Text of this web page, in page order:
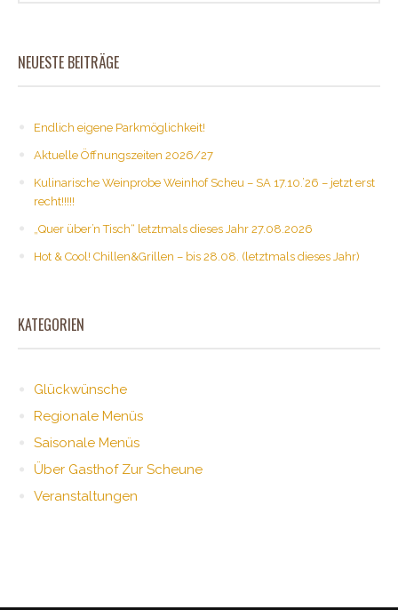
NEUESTE BEITRÄGE
Endlich eigene Parkmöglichkeit!
Aktuelle Öffnungszeiten 2026/27
Kulinarische Weinprobe Weinhof Scheu – SA 17.10.’26 – jetzt erst
recht!!!!!
„Quer über’n Tisch“ letztmals dieses Jahr 27.08.2026
Hot & Cool! Chillen&Grillen – bis 28.08. (letztmals dieses Jahr)
KATEGORIEN
Glückwünsche
Regionale Menüs
Saisonale Menüs
Über Gasthof Zur Scheune
Veranstaltungen